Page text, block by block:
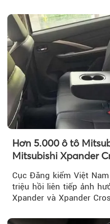
Hơn 5.000 ô tô
Mitsubishi Xpander
Cục Đăng kiểm Việt
triệu hồi liên tiếp ảnh
Xpander và Xpander